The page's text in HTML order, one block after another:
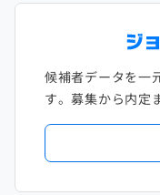
候補者データを一
す。募集から内定